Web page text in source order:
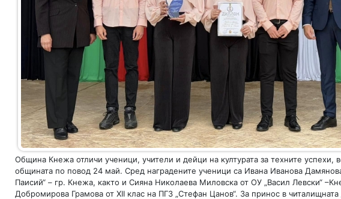
Община Кнежа отличи ученици, учители и дейци на културата за техните
общината по повод 24 май. Сред наградените ученици са Ивана Иванова
Паисий“ – гр. Кнежа, както и Сияна Николаева Миловска от ОУ „Васил Левски“
Добромирова Грамова от XII клас на ПГЗ „Стефан Цанов“. За принос в